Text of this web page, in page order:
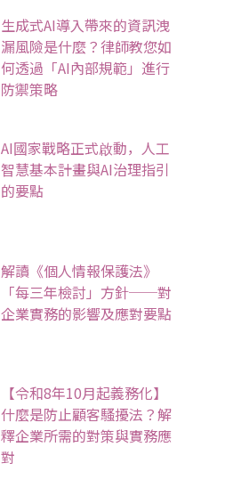
生成式AI導入帶來的資訊洩
漏風險是什麼？律師教您如
何透過「AI內部規範」進行
防禦策略
AI國家戰略正式啟動，人工
智慧基本計畫與AI治理指引
的要點
解讀《個人情報保護法》
「每三年檢討」方針──對
企業實務的影響及應對要點
【令和8年10月起義務化】
什麼是防止顧客騷擾法？解
釋企業所需的對策與實務應
對